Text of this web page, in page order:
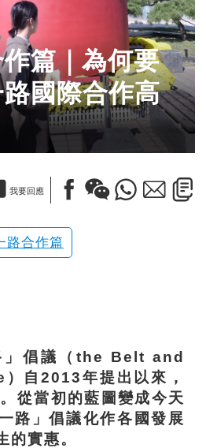
篇｜為何要
國際合作高
我要回應
路合作篇
倡議（the Belt and
自2013年提出以來，
從當初的藍圖變成今天
路」倡議化作各國發展
的實惠。